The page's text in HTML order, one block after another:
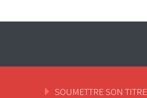
SOUMETTRE SON TITRE